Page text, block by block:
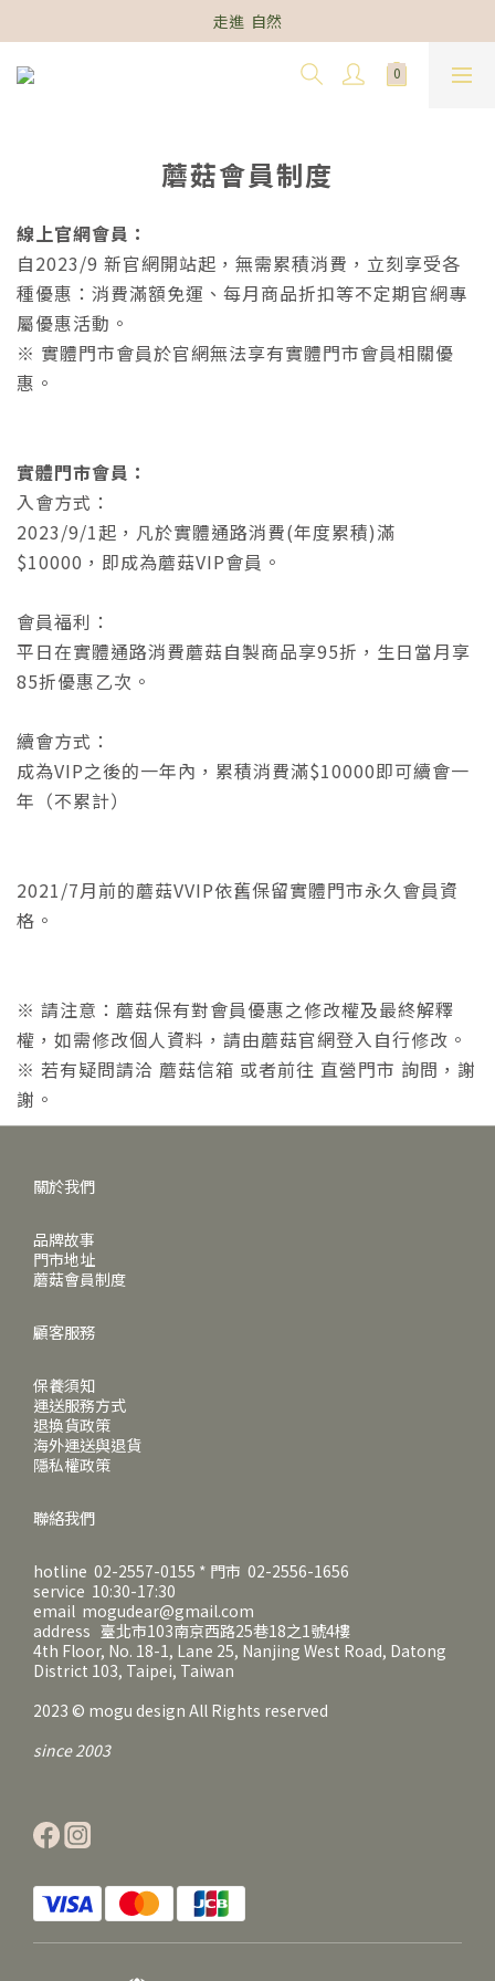
走進  自然
蘑菇會員制度
線上官網會員：
自2023/9 新官網開站起，無需累積消費，立刻享受各
種優惠：消費滿額免運、每月商品折扣等不定期官網專
屬優惠活動。
※ 實體門市會員於官網無法享有實體門市會員相關優
惠。
實體門市會員：
入會方式：
2023/9/1起，凡於實體通路消費(年度累積)滿
$10000，即成為蘑菇VIP會員。
會員福利：
平日在實體通路消費蘑菇自製商品享95折，生日當月享
85折優惠乙次。
續會方式：
成為VIP之後的一年內，累積消費滿$10000即可續會一
年（不累計）
2021/7月前的蘑菇VVIP依舊保留實體門市永久會員資
格。
※ 請注意：蘑菇保有對會員優惠之修改權及最終解釋
權，如需修改個人資料，請由蘑菇官網登入自行修改。
※ 若有疑問請洽 蘑菇信箱 或者前往 直營門市 詢問，謝
謝。
關於我們
品牌故事
門市地址
蘑菇會員制度
顧客服務
保養須知
運送服務方式
退換貨政策
海外運送與退貨
隱私權政策
聯絡我們
hotline 02-2557-0155 * 門市 02-2556-1656
service 10:30-17:30
email mogudear@gmail.com
address 臺北市103南京西路25巷18之1號4樓
4th Floor, No. 18-1, Lane 25, Nanjing West Road, Datong
District 103, Taipei, Taiwan
2023 © mogu design All Rights reserved
since 2003